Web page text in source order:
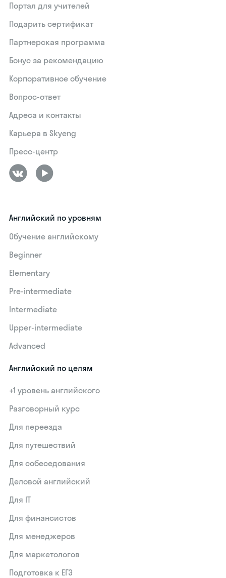
Портал для учителей
Подарить сертификат
Партнерская программа
Бонус за рекомендацию
Корпоративное обучение
Вопрос-ответ
Адреса и контакты
Карьера в Skyeng
Пресс-центр
Английский по уровням
Обучение английскому
Beginner
Elementary
Pre-intermediate
Intermediate
Upper-intermediate
Advanced
Английский по целям
+1 уровень английского
Разговорный курс
Для переезда
Для путешествий
Для собеседования
Деловой английский
Для IT
Для финансистов
Для менеджеров
Для маркетологов
Подготовка к ЕГЭ